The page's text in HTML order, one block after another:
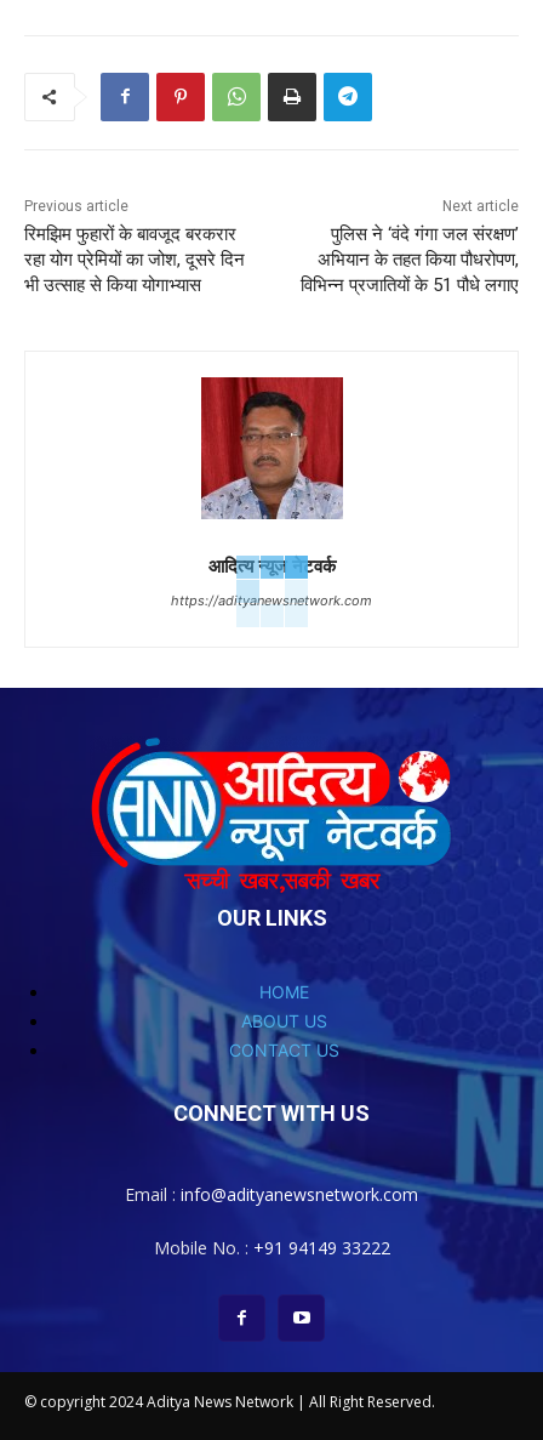
Previous article
रिमझिम फुहारों के बावजूद बरकरार
रहा योग प्रेमियों का जोश, दूसरे दिन
भी उत्साह से किया योगाभ्यास
Next article
पुलिस ने ‘वंदे गंगा जल संरक्षण’
अभियान के तहत किया पौधरोपण,
विभिन्न प्रजातियों के 51 पौधे लगाए
आदित्य न्यूज नेटवर्क
https://adityanewsnetwork.com
OUR LINKS
HOME
ABOUT US
CONTACT US
CONNECT WITH US
Email : info@adityanewsnetwork.com
Mobile No. : +91 94149 33222
© copyright 2024 Aditya News Network | All Right Reserved.